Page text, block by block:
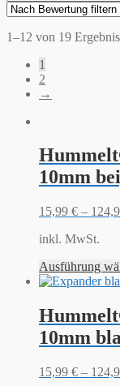
1–12 von 19
1
2
→
10mm
15,99 € –
inkl. MwSt.
Ausführung
10mm
15,99 € –